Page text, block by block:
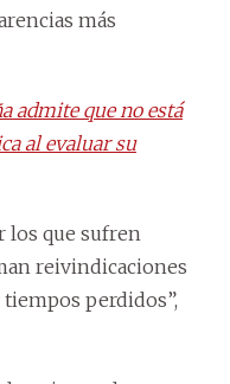
más
admite que no está
al evaluar su
los que sufren
reivindicaciones
perdidos”,